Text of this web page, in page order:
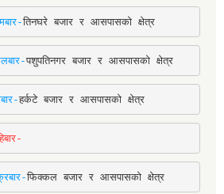
9851034034]
तिनघरे बजार र आसपासको क्षेत्र
पशुपतिनगर बजार र आसपासको क्षेत्र
हर्कटे बजार र आसपासको क्षेत्र
फिक्कल बजार र आसपासको क्षेत्र